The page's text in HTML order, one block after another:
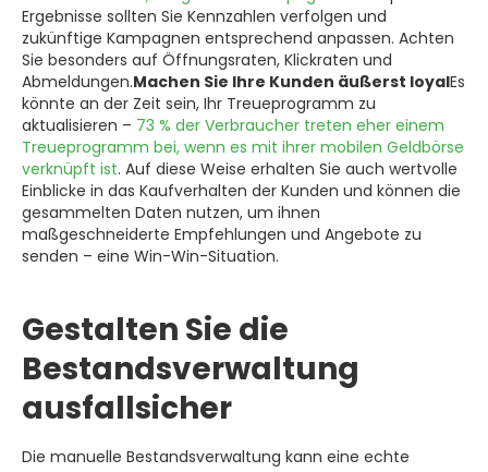
Ergebnisse sollten Sie Kennzahlen verfolgen und
zukünftige Kampagnen entsprechend anpassen. Achten
Sie besonders auf Öffnungsraten, Klickraten und
Abmeldungen.Machen Sie Ihre Kunden äußerst loyalEs
könnte an der Zeit sein, Ihr Treueprogramm zu
aktualisieren – 73 % der Verbraucher treten eher einem
Treueprogramm bei, wenn es mit ihrer mobilen Geldbörse
verknüpft ist. Auf diese Weise erhalten Sie auch wertvolle
Einblicke in das Kaufverhalten der Kunden und können die
gesammelten Daten nutzen, um ihnen
maßgeschneiderte Empfehlungen und Angebote zu
senden – eine Win-Win-Situation.
Gestalten Sie die
Bestandsverwaltung
ausfallsicher
Die manuelle Bestandsverwaltung kann eine echte